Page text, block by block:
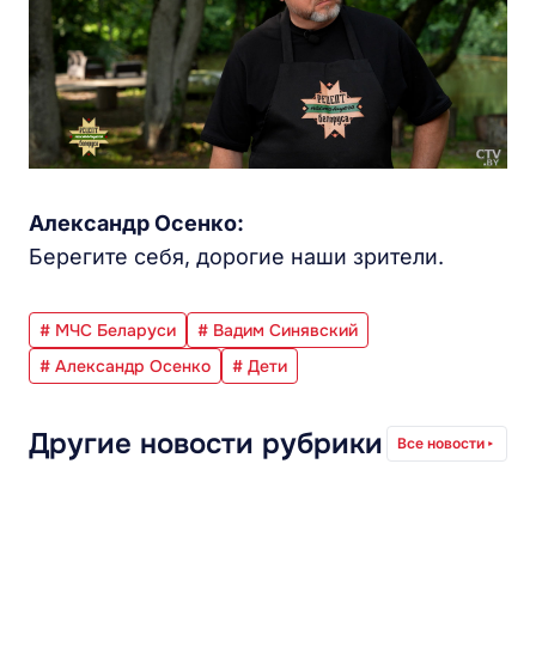
Александр Осенко:
Берегите себя, дорогие наши зрители.
# МЧС Беларуси
# Вадим Синявский
# Александр Осенко
# Дети
Другие новости рубрики Все новости